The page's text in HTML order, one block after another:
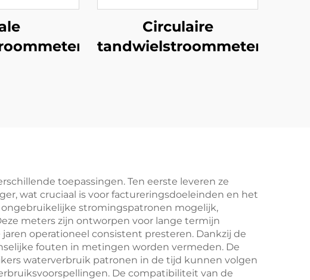
Circulaire
tandwielstroommeter
toepassingen. Ten eerste leveren ze
wat cruciaal is voor factureringsdoeleinden en het
stromingspatronen mogelijk,
meters zijn ontworpen voor lange termijn
operationeel consistent presteren. Dankzij de
fouten in metingen worden vermeden. De
waterverbruik patronen in de tijd kunnen volgen
De compatibiliteit van de